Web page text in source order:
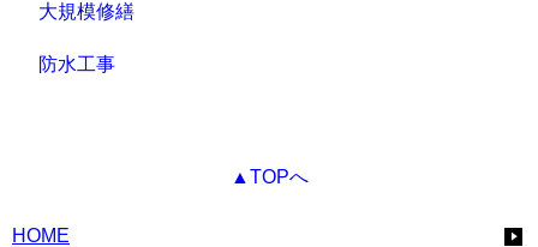
大規模修繕
防水工事
▲TOPへ
HOME